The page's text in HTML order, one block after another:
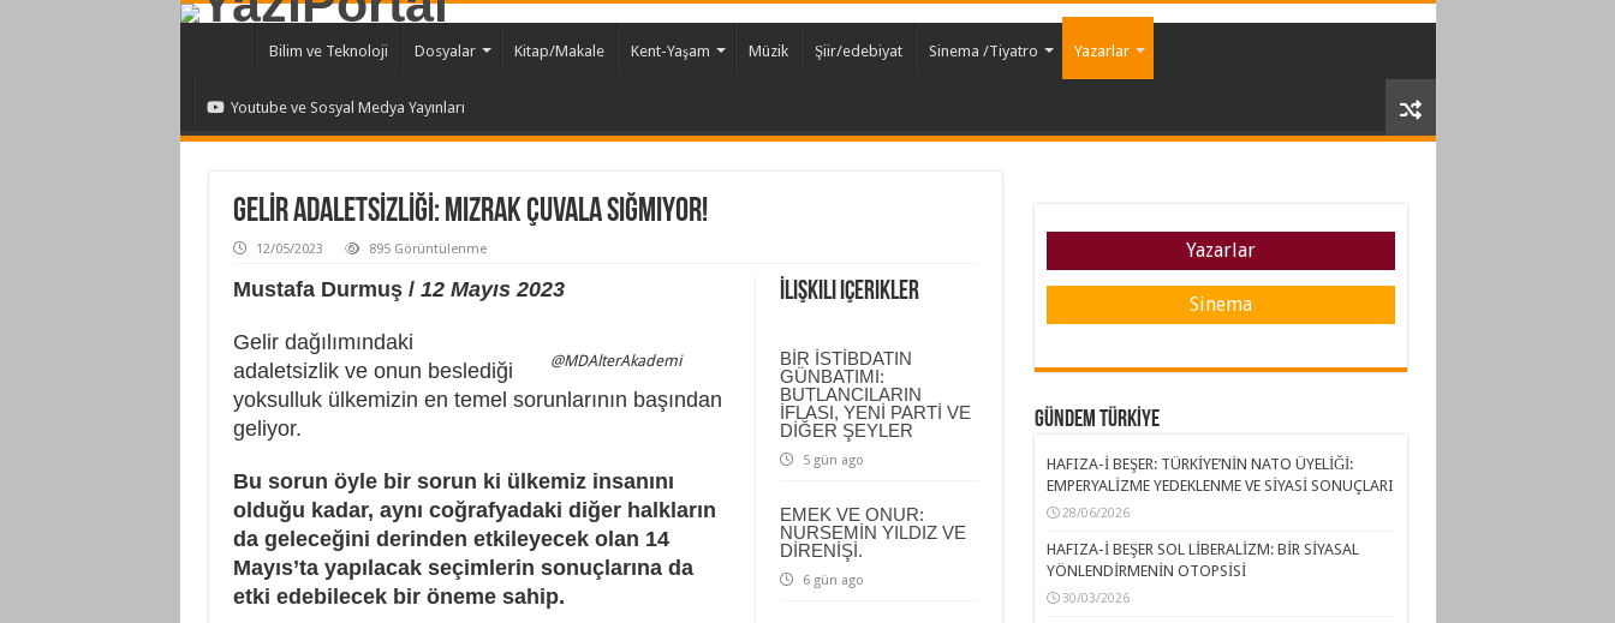
Bilim ve Teknoloji Dosyalar Kitap/Makale Kent-Yaşam Müzik Şiir/edebiyat Sinema /Tiyatro Yazarlar
Youtube ve Sosyal Medya Yayınları
GELİR ADALETSİZLİĞİ: MIZRAK ÇUVALA SIĞMIYOR!
12/05/2023 895 Görüntülenme
İlişkili içerikler
BİR İSTİBDATIN
GÜNBATIMI:
BUTLANCILARIN
İFLASI, YENİ PARTİ VE
DİĞER ŞEYLER
5 gün ago
EMEK VE ONUR:
NURSEMİN YILDIZ VE
DİRENİŞİ.
6 gün ago
Mustafa Durmuş / 12 Mayıs 2023
@MDAlterAkademi
Gelir dağılımındaki
adaletsizlik ve onun beslediği
yoksulluk ülkemizin en temel sorunlarının başından
geliyor.
Bu sorun öyle bir sorun ki ülkemiz insanını
olduğu kadar, aynı coğrafyadaki diğer halkların
da geleceğini derinden etkileyecek olan 14
Mayıs’ta yapılacak seçimlerin sonuçlarına da
etki edebilecek bir öneme sahip.
Yazarlar
Sinema
GÜNDEM TÜRKİYE
HAFIZA-İ BEŞER: TÜRKİYE’NİN NATO ÜYELİĞİ:
EMPERYALİZME YEDEKLENME VE SİYASİ SONUÇLARI
28/06/2026
HAFIZA-İ BEŞER SOL LİBERALİZM: BİR SİYASAL
YÖNLENDİRMENİN OTOPSİSİ
30/03/2026